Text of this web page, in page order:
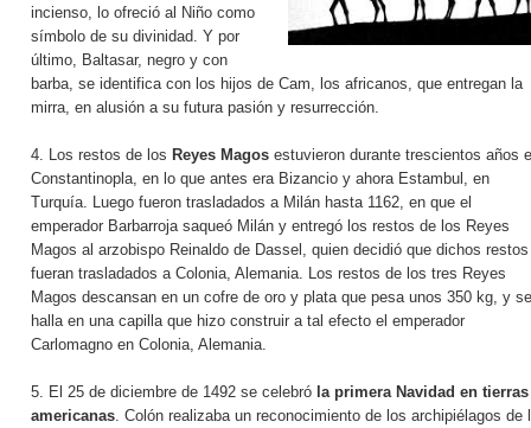
incienso, lo ofreció al Niño como
símbolo de su divinidad. Y por
último, Baltasar, negro y con
barba, se identifica con los hijos de Cam, los africanos, que entregan la
mirra, en alusión a su futura pasión y resurrección.
4. Los restos de los Reyes Magos estuvieron durante trescientos años
Constantinopla, en lo que antes era Bizancio y ahora Estambul, en
Turquía. Luego fueron trasladados a Milán hasta 1162, en que el
emperador Barbarroja saqueó Milán y entregó los restos de los Reyes
Magos al arzobispo Reinaldo de Dassel, quien decidió que dichos restos
fueran trasladados a Colonia, Alemania. Los restos de los tres Reyes
Magos descansan en un cofre de oro y plata que pesa unos 350 kg, y se
halla en una capilla que hizo construir a tal efecto el emperador
Carlomagno en Colonia, Alemania.
5. El 25 de diciembre de 1492 se celebró la primera Navidad en tierras
americanas . Colón realizaba un reconocimiento de los archipiélagos de